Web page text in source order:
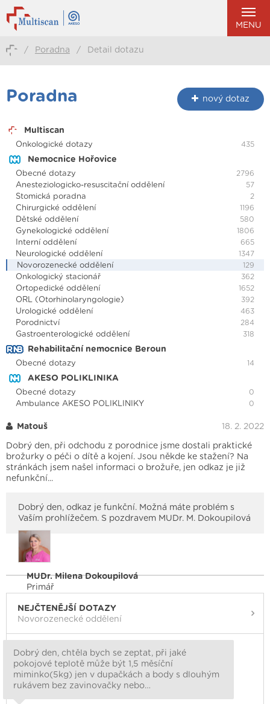
MENU
/ Poradna / Detail dotazu
Poradna nový dotaz
Multiscan
Onkologické dotazy 435
Nemocnice Hořovice
Obecné dotazy 2796
Anesteziologicko-resuscitační oddělení 57
Stomická poradna 2
Chirurgické oddělení 1196
Dětské oddělení 580
Gynekologické oddělení 1806
Interní oddělení 665
Neurologické oddělení 1347
Novorozenecké oddělení 129
Onkologický stacionář 362
Ortopedické oddělení 1652
ORL (Otorhinolaryngologie) 392
Urologické oddělení 463
Porodnictví 284
Gastroenterologické oddělení 318
Rehabilitační nemocnice Beroun
Obecné dotazy 14
AKESO POLIKLINIKA
Obecné dotazy 0
Ambulance AKESO POLIKLINIKY 0
Matouš 18. 2. 2022
Dobrý den, při odchodu z porodnice jsme dostali praktické
brožurky o péči o dítě a kojení. Jsou někde ke stažení? Na
stránkách jsem našel informaci o brožuře, jen odkaz je již
nefunkční...
Dobrý den, odkaz je funkční. Možná máte problém s
Vaším prohlížečem. S pozdravem MUDr. M. Dokoupilová
MUDr. Milena Dokoupilová
Primář
NEJČTENĚJŠÍ DOTAZY
Novorozenecké oddělení
Dobrý den, chtěla bych se zeptat, při jaké
pokojové teplotě může být 1,5 měsíční
miminko(5kg) jen v dupačkách a body s dlouhým
rukávem bez zavinovačky nebo…